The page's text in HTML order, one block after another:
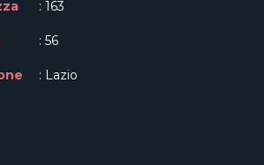
: 163
: 56
: Lazio